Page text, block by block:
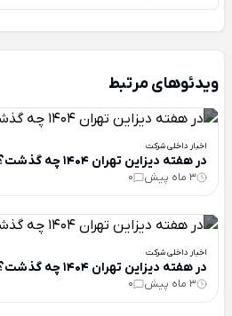
ویدئوهای مرتبط
اخبار داخلی شرکت
در هفته دیزاین تهران 1404 چه گذشت؟-قسمت دوم
3 ماه پیش 0
اخبار داخلی شرکت
در هفته دیزاین تهران 1404 چه گذشت؟- قسمت چهارم
3 ماه پیش 0